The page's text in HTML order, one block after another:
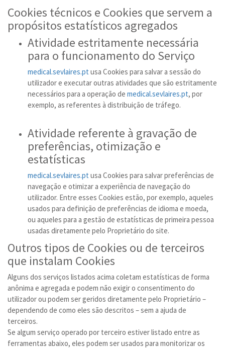
Cookies técnicos e Cookies que servem a
propósitos estatísticos agregados
Atividade estritamente necessária
para o funcionamento do Serviço
medical.sevlaires.pt usa Cookies para salvar a sessão do
utilizador e executar outras atividades que são estritamente
necessários para a operação de medical.sevlaires.pt, por
exemplo, as referentes à distribuição de tráfego.
Atividade referente à gravação de
preferências, otimização e
estatísticas
medical.sevlaires.pt usa Cookies para salvar preferências de
navegação e otimizar a experiência de navegação do
utilizador. Entre esses Cookies estão, por exemplo, aqueles
usados para definição de preferências de idioma e moeda,
ou aqueles para a gestão de estatísticas de primeira pessoa
usadas diretamente pelo Proprietário do site.
Outros tipos de Cookies ou de terceiros
que instalam Cookies
Alguns dos serviços listados acima coletam estatísticas de forma
anônima e agregada e podem não exigir o consentimento do
utilizador ou podem ser geridos diretamente pelo Proprietário –
dependendo de como eles são descritos – sem a ajuda de
terceiros.
Se algum serviço operado por terceiro estiver listado entre as
ferramentas abaixo, eles podem ser usados para monitorizar os